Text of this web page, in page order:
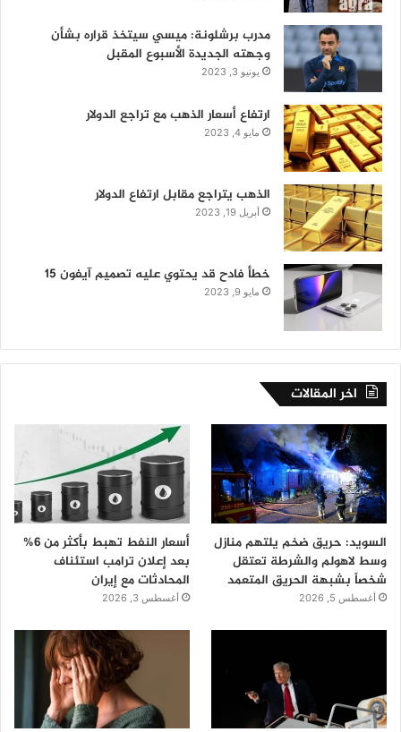
مدرب برشلونة: ميسي سيتخذ قراره بشأن
وجهته الجديدة الأسبوع المقبل
يونيو 3, 2023
ارتفاع أسعار الذهب مع تراجع الدولار
مايو 4, 2023
الذهب يتراجع مقابل ارتفاع الدولار
أبريل 19, 2023
خطأ فادح قد يحتوي عليه تصميم آيفون 15
مايو 9, 2023
اخر المقالات
السويد: حريق ضخم يلتهم منازل
وسط لاهولم والشرطة تعتقل
شخصاً بشبهة الحريق المتعمد
أغسطس 5, 2026
أسعار النفط تهبط بأكثر من 6%
بعد إعلان ترامب استئناف
المحادثات مع إيران
أغسطس 3, 2026